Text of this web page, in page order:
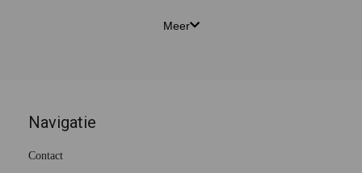
Meer
Navigatie
Contact